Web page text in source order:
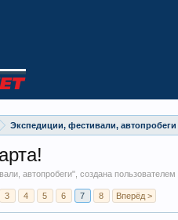
Экспедиции, фестивали, автопробеги
автопробеги", создана
3 4 5 6 7 8 Вперёд >